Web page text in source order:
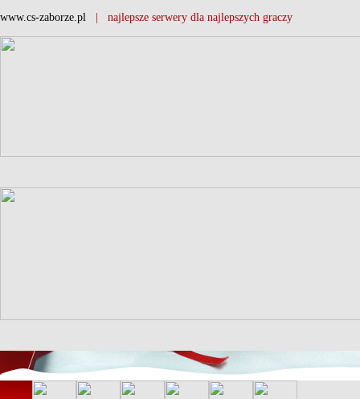
www.cs-zaborze.pl | najlepsze serwery dla najlepszych graczy